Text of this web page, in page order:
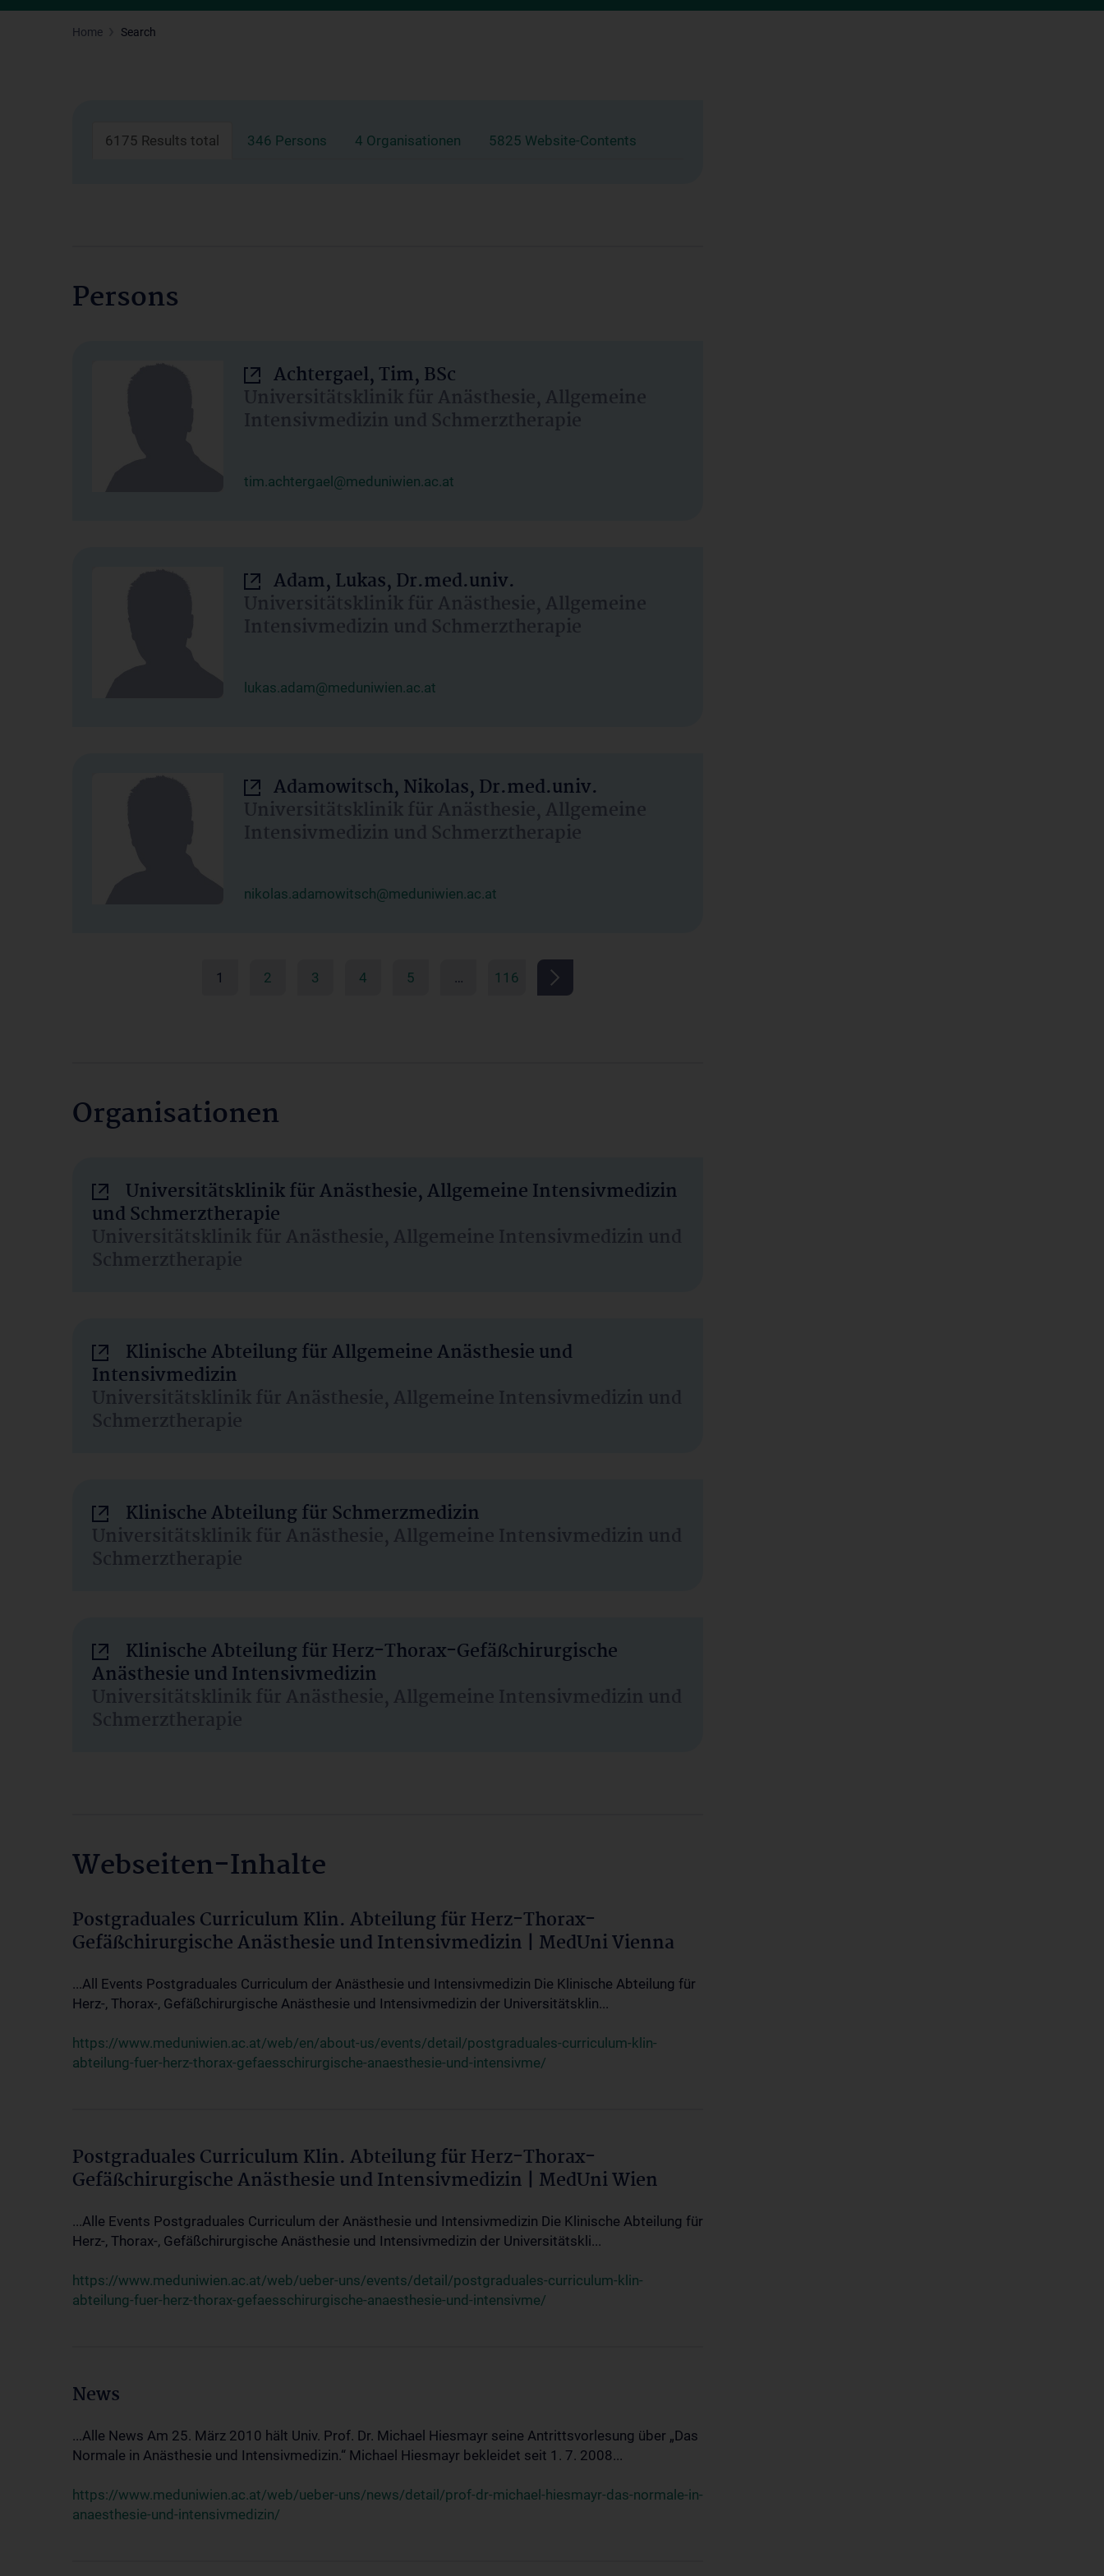
Home Search
6175 Results total 346 Persons 4 Organisationen 5825 Website-Contents
Persons
Achtergael, Tim, BSc
Universitätsklinik für Anästhesie, Allgemeine
Intensivmedizin und Schmerztherapie
tim.achtergael@meduniwien.ac.at
Adam, Lukas, Dr.med.univ.
Universitätsklinik für Anästhesie, Allgemeine
Intensivmedizin und Schmerztherapie
lukas.adam@meduniwien.ac.at
Adamowitsch, Nikolas, Dr.med.univ.
Universitätsklinik für Anästhesie, Allgemeine
Intensivmedizin und Schmerztherapie
nikolas.adamowitsch@meduniwien.ac.at
1 2 3 4 5 … 116
Organisationen
Universitätsklinik für Anästhesie, Allgemeine Intensivmedizin
und Schmerztherapie
Universitätsklinik für Anästhesie, Allgemeine Intensivmedizin und
Schmerztherapie
Klinische Abteilung für Allgemeine Anästhesie und
Intensivmedizin
Universitätsklinik für Anästhesie, Allgemeine Intensivmedizin und
Schmerztherapie
Klinische Abteilung für Schmerzmedizin
Universitätsklinik für Anästhesie, Allgemeine Intensivmedizin und
Schmerztherapie
Klinische Abteilung für Herz-Thorax-Gefäßchirurgische
Anästhesie und Intensivmedizin
Universitätsklinik für Anästhesie, Allgemeine Intensivmedizin und
Schmerztherapie
Webseiten-Inhalte
Postgraduales Curriculum Klin. Abteilung für Herz-Thorax-
Gefäßchirurgische Anästhesie und Intensivmedizin | MedUni Vienna
...All Events Postgraduales Curriculum der Anästhesie und Intensivmedizin Die Klinische Abteilung für
Herz-, Thorax-, Gefäßchirurgische Anästhesie und Intensivmedizin der Universitätsklin...
https://www.meduniwien.ac.at/web/en/about-us/events/detail/postgraduales-curriculum-klin-
abteilung-fuer-herz-thorax-gefaesschirurgische-anaesthesie-und-intensivme/
Postgraduales Curriculum Klin. Abteilung für Herz-Thorax-
Gefäßchirurgische Anästhesie und Intensivmedizin | MedUni Wien
...Alle Events Postgraduales Curriculum der Anästhesie und Intensivmedizin Die Klinische Abteilung für
Herz-, Thorax-, Gefäßchirurgische Anästhesie und Intensivmedizin der Universitätskli...
https://www.meduniwien.ac.at/web/ueber-uns/events/detail/postgraduales-curriculum-klin-
abteilung-fuer-herz-thorax-gefaesschirurgische-anaesthesie-und-intensivme/
News
...Alle News Am 25. März 2010 hält Univ. Prof. Dr. Michael Hiesmayr seine Antrittsvorlesung über „Das
Normale in Anästhesie und Intensivmedizin.“ Michael Hiesmayr bekleidet seit 1. 7. 2008...
https://www.meduniwien.ac.at/web/ueber-uns/news/detail/prof-dr-michael-hiesmayr-das-normale-in-
anaesthesie-und-intensivmedizin/